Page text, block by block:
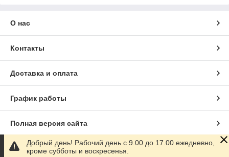
О нас
Контакты
Доставка и оплата
График работы
Полная версия сайта
Сайт создан на маркетплейсеSatu.kz
Добрый день! Рабочий день с 9.00 до 17.00 ежедневно,
кроме субботы и воскресенья.